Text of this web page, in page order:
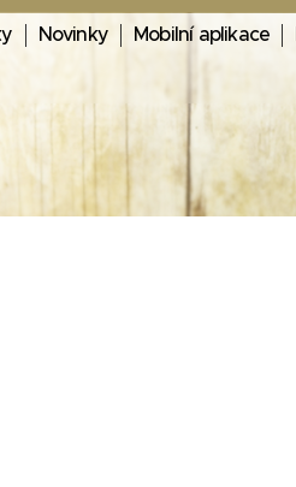
Novinky Mobilní aplikace